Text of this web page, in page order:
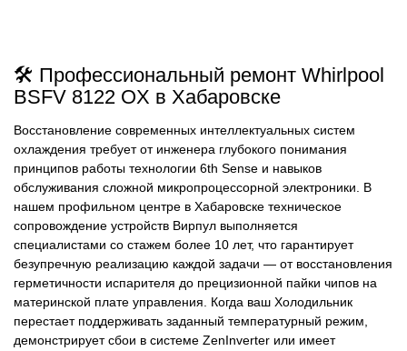
🛠️ Профессиональный ремонт Whirlpool
BSFV 8122 OX в Хабаровске
Восстановление современных интеллектуальных систем
охлаждения требует от инженера глубокого понимания
принципов работы технологии 6th Sense и навыков
обслуживания сложной микропроцессорной электроники. В
нашем профильном центре в Хабаровске техническое
сопровождение устройств Вирпул выполняется
специалистами со стажем более 10 лет, что гарантирует
безупречную реализацию каждой задачи — от восстановления
герметичности испарителя до прецизионной пайки чипов на
материнской плате управления. Когда ваш Холодильник
перестает поддерживать заданный температурный режим,
демонстрирует сбои в системе ZenInverter или имеет